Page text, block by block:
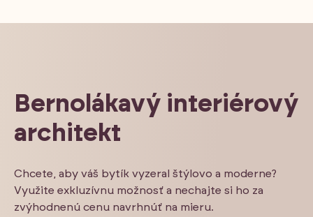
Bernolákavý interiérový
architekt
Chcete, aby váš bytík vyzeral štýlovo a moderne?
Využite exkluzívnu možnosť a nechajte si ho za
zvýhodnenú cenu navrhnúť na mieru.